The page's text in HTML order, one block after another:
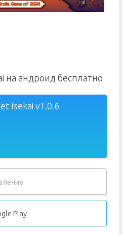
на андроид бесплатно
Isekai v1.0.6
Play